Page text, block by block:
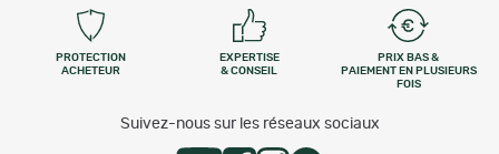
PROTECTION
ACHETEUR
EXPERTISE
& CONSEIL
PRIX BAS &
PAIEMENT EN PLUSIEURS
FOIS
Suivez-nous sur les réseaux sociaux